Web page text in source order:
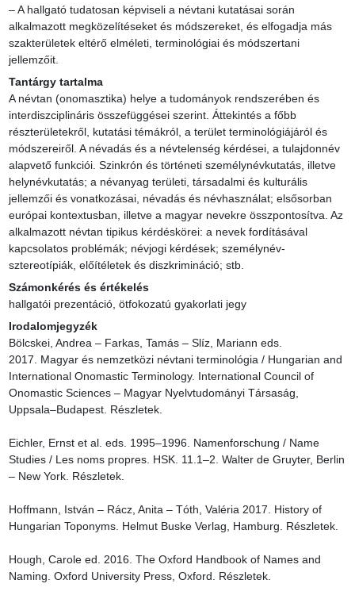
– A hallgató tudatosan képviseli a névtani kutatásai során
alkalmazott megközelítéseket és módszereket, és elfogadja más
szakterületek eltérő elméleti, terminológiai és módszertani
jellemzőit.
Tantárgy tartalma
A névtan (onomasztika) helye a tudományok rendszerében és
interdiszciplináris összefüggései szerint. Áttekintés a főbb
részterületekről, kutatási témákról, a terület terminológiájáról és
módszereiről. A névadás és a névtelenség kérdései, a tulajdonnév
alapvető funkciói. Szinkrón és történeti személynévkutatás, illetve
helynévkutatás; a névanyag területi, társadalmi és kulturális
jellemzői és vonatkozásai, névadás és névhasználat; elsősorban
európai kontextusban, illetve a magyar nevekre összpontosítva. Az
alkalmazott névtan tipikus kérdéskörei: a nevek fordításával
kapcsolatos problémák; névjogi kérdések; személynév-
sztereotípiák, előítéletek és diszkrimináció; stb.
Számonkérés és értékelés
hallgatói prezentáció, ötfokozatú gyakorlati jegy
Irodalomjegyzék
Bölcskei, Andrea – Farkas, Tamás – Slíz, Mariann eds.
2017. Magyar és nemzetközi névtani terminológia / Hungarian and
International Onomastic Terminology. International Council of
Onomastic Sciences – Magyar Nyelvtudományi Társaság,
Uppsala–Budapest. Részletek.
Eichler, Ernst et al. eds. 1995–1996. Namenforschung / Name
Studies / Les noms propres. HSK. 11.1–2. Walter de Gruyter, Berlin
– New York. Részletek.
Hoffmann, István – Rácz, Anita – Tóth, Valéria 2017. History of
Hungarian Toponyms. Helmut Buske Verlag, Hamburg. Részletek.
Hough, Carole ed. 2016. The Oxford Handbook of Names and
Naming. Oxford University Press, Oxford. Részletek.